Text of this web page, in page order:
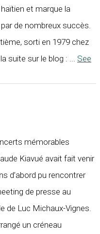
et marque la
de nombreux succès.
sorti en 1979 chez
suite sur le blog : ... See
mémorables
Kiavué avait fait venir
d’abord pu rencontrer
de presse au
de Luc Michaux-Vignes.
un créneau